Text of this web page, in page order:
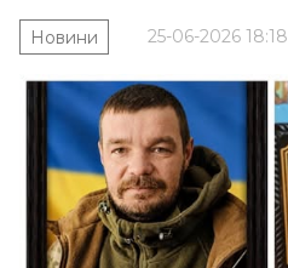
25-06-2026 18:18
Новини